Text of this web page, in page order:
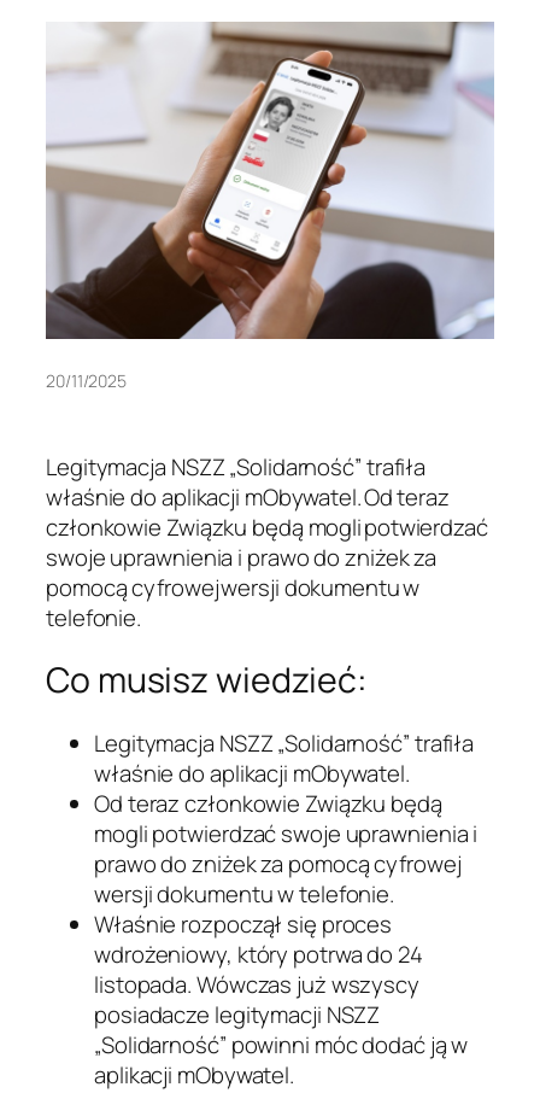
20/11/2025
Legitymacja NSZZ „Solidarność” trafiła
właśnie do aplikacji mObywatel. Od teraz
członkowie Związku będą mogli potwierdzać
swoje uprawnienia i prawo do zniżek za
pomocą cyfrowej wersji dokumentu w
telefonie.
Co musisz wiedzieć:
Legitymacja NSZZ „Solidarność” trafiła
właśnie do aplikacji mObywatel.
Od teraz członkowie Związku będą
mogli potwierdzać swoje uprawnienia i
prawo do zniżek za pomocą cyfrowej
wersji dokumentu w telefonie.
Właśnie rozpoczął się proces
wdrożeniowy, który potrwa do 24
listopada. Wówczas już wszyscy
posiadacze legitymacji NSZZ
„Solidarność” powinni móc dodać ją w
aplikacji mObywatel.